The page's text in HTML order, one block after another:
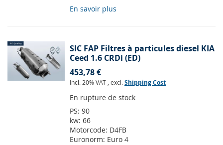
En savoir plus
SIC FAP Filtres à particules diesel KIA
Ceed 1.6 CRDi (ED)
453,78 €
Incl. 20% VAT , excl.Shipping Cost
En rupture de stock
PS: 90
kw: 66
Motorcode: D4FB
Euronorm: Euro 4